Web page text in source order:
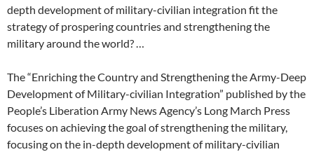
depth development of military-civilian integration fit the
strategy of prospering countries and strengthening the
military around the world? …
The “Enriching the Country and Strengthening the Army-Deep
Development of Military-civilian Integration” published by the
People’s Liberation Army News Agency’s Long March Press
focuses on achieving the goal of strengthening the military,
focusing on the in-depth development of military-civilian